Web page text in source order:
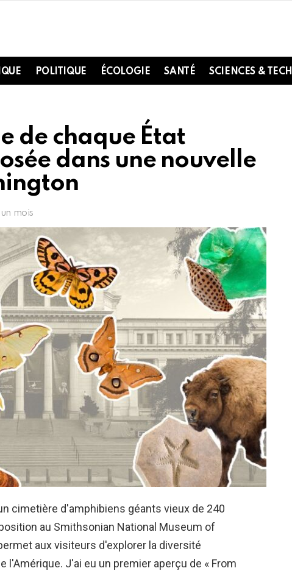
POLITIQUE ÉCOLOGIE SANTÉ SCIENCES & TECH
de chaque État
dans une nouvelle
mois
cimetière d'amphibiens géants vieux de 240
au Smithsonian National Museum of
aux visiteurs d'explorer la diversité
l'Amérique. J'ai eu un premier aperçu de « From